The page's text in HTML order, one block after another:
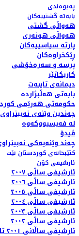
پەیوەندی
بابەتە گشتییەکان
هەواڵی گشتی
هەواڵی هونەری
پارتە سیاسییەکان
ڕێکخراوەکان
پرسە و سەرەخۆشی
کاریکاتێر
دیمانەی تایبەت
بابەتی هەڵبژاردە
حکومەتی هەرێمی
چەندین وێنەی
لە فەیسبووکەوە
ڤیدۆ
چەند وێنەیەکی
کتێبخانەی کوردستان نێت
ئارشیفی کۆن
ئارشیفی ساڵی ٢٠٠٧
ئارشیفی ساڵی ٢٠٠٦
ئارشیفی ساڵی ٢٠٠٥
ئارشیفی ساڵی ٢٠٠٤
ئارشیفی ساڵی ٢٠٠٣
ئارشیفی ساڵی ٢٠٠٢
ئارشیفی ساڵانی ٢٠٠١ تا ٢٠٠٦